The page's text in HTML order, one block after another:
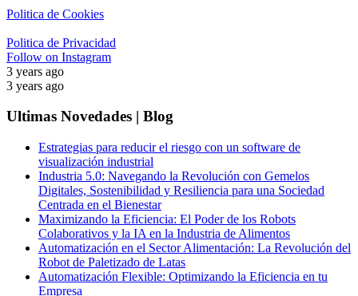
Politica de Cookies
Politica de Privacidad
Follow on Instagram
3 years ago
3 years ago
Ultimas Novedades | Blog
Estrategias para reducir el riesgo con un software de
visualización industrial
Industria 5.0: Navegando la Revolución con Gemelos
Digitales, Sostenibilidad y Resiliencia para una Sociedad
Centrada en el Bienestar
Maximizando la Eficiencia: El Poder de los Robots
Colaborativos y la IA en la Industria de Alimentos
Automatización en el Sector Alimentación: La Revolución del
Robot de Paletizado de Latas
Automatización Flexible: Optimizando la Eficiencia en tu
Empresa